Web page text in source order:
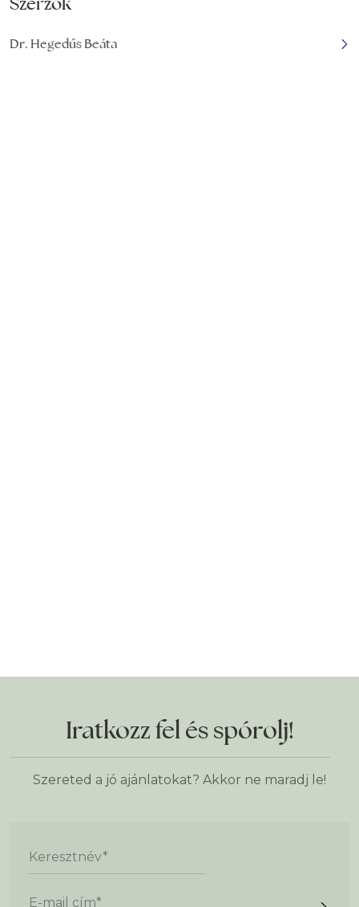
Dr. Hegedűs Beáta
Iratkozz fel és spórolj!
Szereted a jó ajánlatokat? Akkor ne maradj le!
Keresztnév*
E-mail cím*